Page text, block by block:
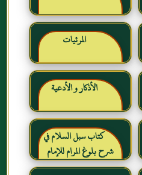
المرئيات
الأذكار و الأدعية
كتاب سبل السلام في
شرح بلوغ المرام للإمام
الصنعاني رحمه الله